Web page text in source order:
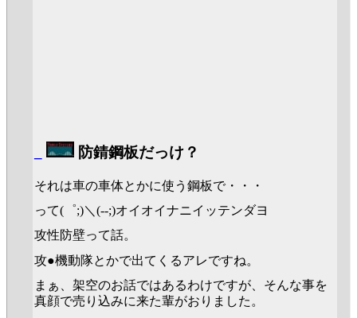
防錆鋼板だっけ？
それは車の車体とかに使う鋼板で・・・
って(゜;)＼(--;)オイオイナニイッテンダヨ
攻性防壁って話。
攻●機動隊とかで出てくるアレですね。
まぁ、架空のお話ではあるわけですが、そんな事を
真顔で売り込みに来た輩がおりました。